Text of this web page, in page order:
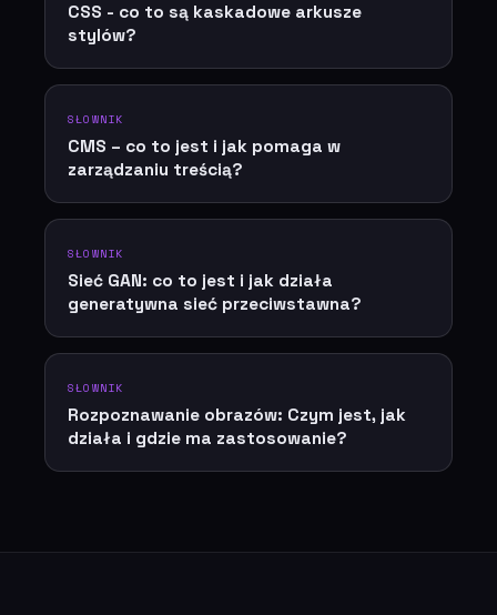
CSS - co to są kaskadowe arkusze
stylów?
SŁOWNIK
CMS – co to jest i jak pomaga w
zarządzaniu treścią?
SŁOWNIK
Sieć GAN: co to jest i jak działa
generatywna sieć przeciwstawna?
SŁOWNIK
Rozpoznawanie obrazów: Czym jest, jak
działa i gdzie ma zastosowanie?